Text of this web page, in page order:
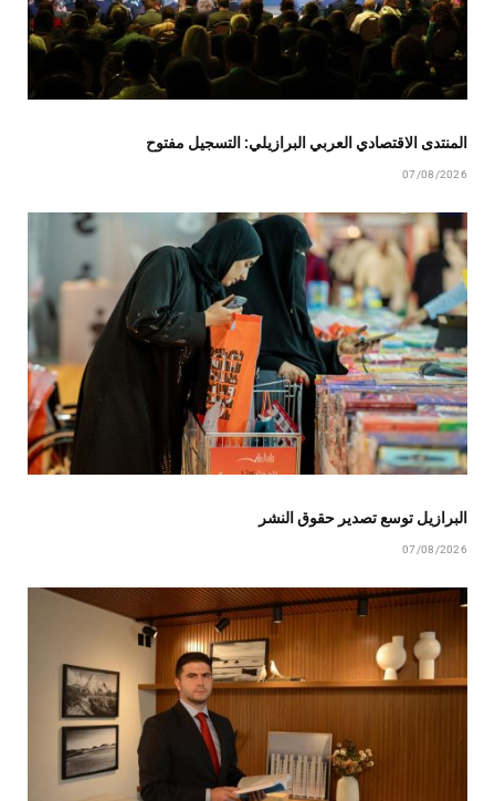
المنتدى الاقتصادي العربي البرازيلي: التسجيل مفتوح
07/08/2026
البرازيل توسع تصدير حقوق النشر
07/08/2026